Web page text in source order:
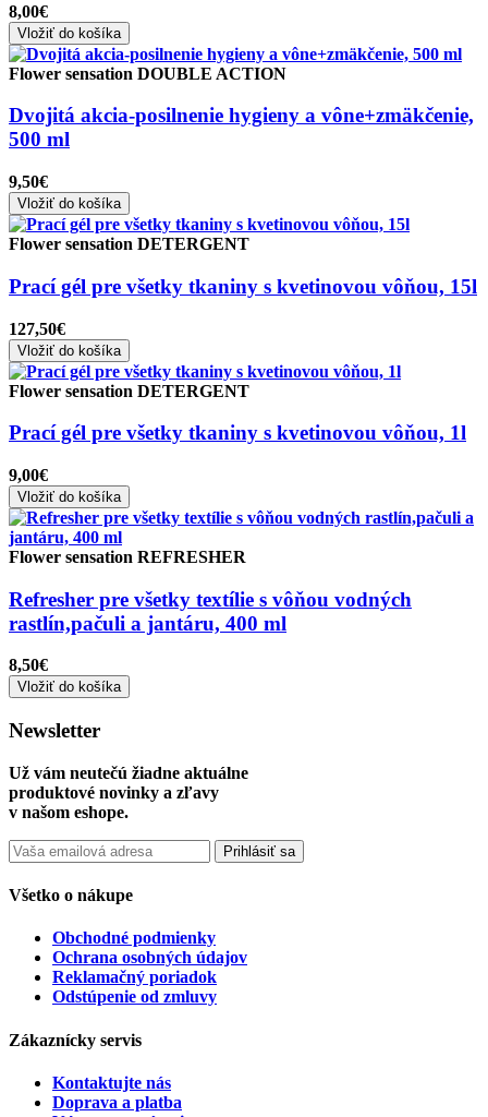
8,00€
Vložiť do košíka
Flower sensation DOUBLE ACTION
Dvojitá akcia-posilnenie hygieny a vône+zmäkčenie,
500 ml
9,50€
Vložiť do košíka
Flower sensation DETERGENT
Prací gél pre všetky tkaniny s kvetinovou vôňou, 15l
127,50€
Vložiť do košíka
Flower sensation DETERGENT
Prací gél pre všetky tkaniny s kvetinovou vôňou, 1l
9,00€
Vložiť do košíka
Flower sensation REFRESHER
Refresher pre všetky textílie s vôňou vodných
rastlín,pačuli a jantáru, 400 ml
8,50€
Vložiť do košíka
Newsletter
Už vám neutečú žiadne aktuálne
produktové novinky a zľavy
v našom eshope.
Prihlásiť sa
Všetko o nákupe
Obchodné podmienky
Ochrana osobných údajov
Reklamačný poriadok
Odstúpenie od zmluvy
Zákaznícky servis
Kontaktujte nás
Doprava a platba